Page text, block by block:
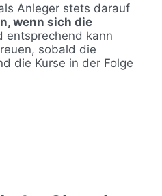
Anleger stets darauf
wenn sich die
entsprechend kann
sobald die
die Kurse in der Folge